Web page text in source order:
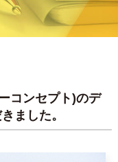
コンセプト)のデ
ました。